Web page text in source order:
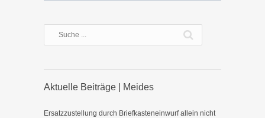
Aktuelle Beiträge | Meides
Ersatzzustellung durch Briefkasteneinwurf allein nicht